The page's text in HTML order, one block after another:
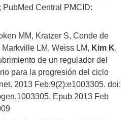
PubMed Central PMCID:
MM, Kratzer S, Conde de
LM, Weiss LM, Kim K,
de un regulador del
para la progresión del ciclo
2013 Feb;9(2):e1003305. doi:
Epub 2013 Feb